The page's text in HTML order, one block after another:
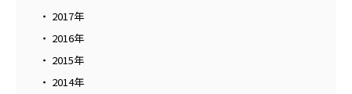
2017年
2016年
2015年
2014年